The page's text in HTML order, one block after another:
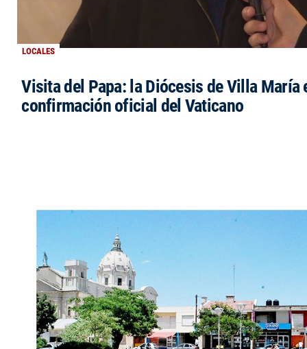
LOCALES
Visita del Papa: la Diócesis de Villa María
confirmación oficial del Vaticano